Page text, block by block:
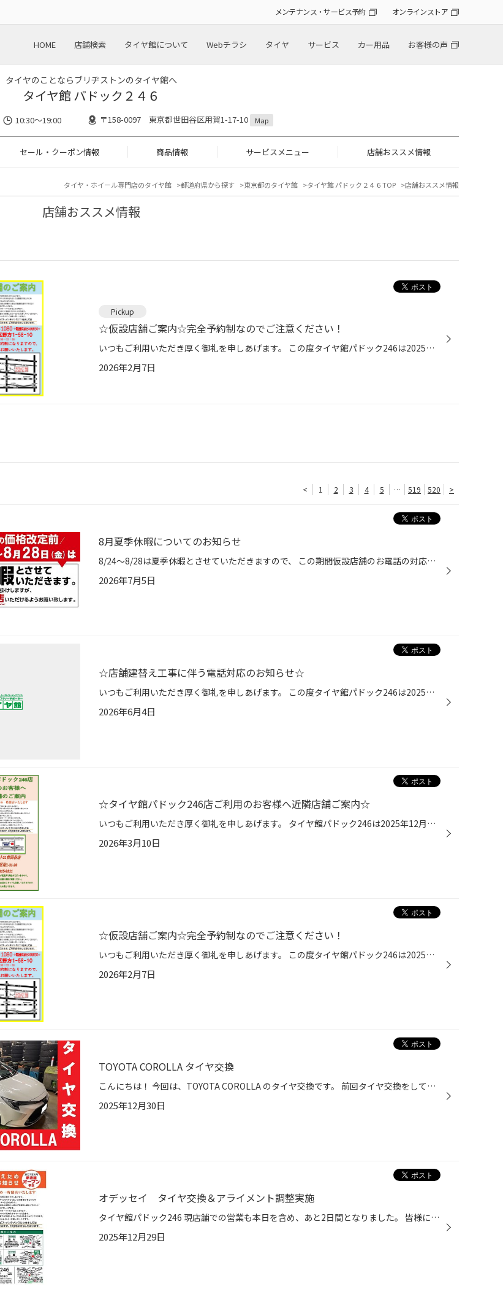
メンテナンス・サービス予約 オンラインストア
HOME 店舗検索 タイヤ館について Webチラシ タイヤ サービス カー用品 お客様の声
タイヤのことならブリヂストンのタイヤ館へ
タイヤ館 パドック２４６
10:30～19:00 〒158-0097 東京都世田谷区用賀1-17-10 Map
セール・クーポン情報 商品情報 サービスメニュー 店舗おススメ情報
タイヤ・ホイール専門店のタイヤ館 都道府県から探す 東京都のタイヤ館 タイヤ館 パドック２４６TOP 店舗おススメ情報
店舗おススメ情報
Pickup
☆仮設店舗ご案内☆完全予約制なのでご注意ください！
いつもご利用いただき厚く御礼を申しあげます。 この度タイヤ館パドック246は2025年12月末をもちまして店舗建て替えのため 一時閉店することとなりました。 日頃よりご愛顧をいただいております大切なお客様に大変なご迷惑をお掛けすることに 心よりお詫び申し上げます。 タイヤクロークをご利用の...
2026年2月7日
< 1 2 3 4 5 … 519 520 >
8月夏季休暇についてのお知らせ
8/24～8/28は夏季休暇とさせていただきますので、 この期間仮設店舗のお電話の対応が出来ませんのでご了承下さい。 この期間以外はお客様からのお電話の対応を、 仮設店舗にてお電話対応をしております。 仮設店舗へご来店される際は、 事前にお電話にてご予約を頂いての対応となります。 作業状況...
2026年7月5日
☆店舗建替え工事に伴う電話対応のお知らせ☆
いつもご利用いただき厚く御礼を申しあげます。 この度タイヤ館パドック246は2025年12月末をもちまして店舗建て替えのため 一時閉店することとなりました。 日頃よりご愛顧をいただいております大切なお客様に大変なご迷惑をお掛けすることに 心よりお詫び申し上げます。 お客様からのお電話の対応...
2026年6月4日
☆タイヤ館パドック246店ご利用のお客様へ近隣店舗ご案内☆
いつもご利用いただき厚く御礼を申しあげます。 タイヤ館パドック246は2025年12月末をもちまして店舗建て替えのため 一時閉店しております。 日頃よりご愛顧をいただいております大切なお客様に大変なご迷惑をお掛けすることに 心よりお詫び申し上げます。 ☆タイヤ館パドック246店をご利用のお客様...
2026年3月10日
☆仮設店舗ご案内☆完全予約制なのでご注意ください！
いつもご利用いただき厚く御礼を申しあげます。 この度タイヤ館パドック246は2025年12月末をもちまして店舗建て替えのため 一時閉店することとなりました。 日頃よりご愛顧をいただいております大切なお客様に大変なご迷惑をお掛けすることに 心よりお詫び申し上げます。 タイヤクロークをご利用の...
2026年2月7日
TOYOTA COROLLA タイヤ交換
こんにちは！ 今回は、TOYOTA COROLLA のタイヤ交換です。 前回タイヤ交換をしてから6年が経過し、新しいタイヤに交換したいとのことで ご相談をいただきました。 外したタイヤを見てみましょう。 上のように、プラットフォームまでの溝がかなり減っています。 またタイヤの製造年が２０１９年で、...
2025年12月30日
オデッセイ タイヤ交換＆アライメント調整実施
タイヤ館パドック246 現店舗での営業も本日を含め、あと2日間となりました。 皆様にご愛顧いただきありがとうございました。 2027年4月のオープンを予定しております。 今回の作業は、ホンダ オデッセイです。 摩耗してしまったタイヤの交換と、新しいタイヤの性能発揮、偏磨耗抑制のために アライ...
2025年12月29日